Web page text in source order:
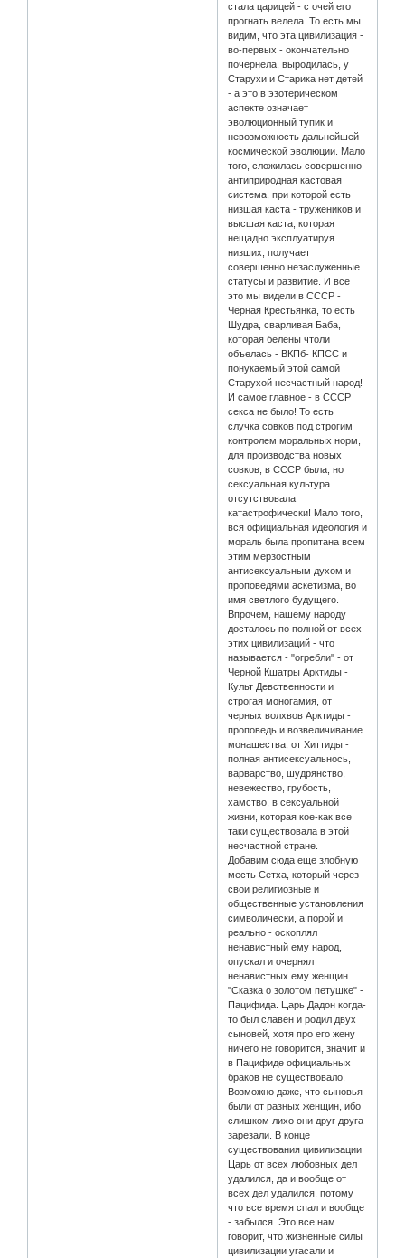
стала царицей - с очей его
прогнать велела. То есть мы
видим, что эта цивилизация -
во-первых - окончательно
почернела, выродилась, у
Старухи и Старика нет детей
- а это в эзотерическом
аспекте означает
эволюционный тупик и
невозможность дальнейшей
космической эволюции. Мало
того, сложилась совершенно
антиприродная кастовая
система, при которой есть
низшая каста - тружеников и
высшая каста, которая
нещадно эксплуатируя
низших, получает
совершенно незаслуженные
статусы и развитие. И все
это мы видели в СССР -
Черная Крестьянка, то есть
Шудра, сварливая Баба,
которая белены чтоли
объелась - ВКПб- КПСС и
понукаемый этой самой
Старухой несчастный народ!
И самое главное - в СССР
секса не было! То есть
случка совков под строгим
контролем моральных норм,
для производства новых
совков, в СССР была, но
сексуальная культура
отсутствовала
катастрофически! Мало того,
вся официальная идеология и
мораль была пропитана всем
этим мерзостным
антисексуальным духом и
проповедями аскетизма, во
имя светлого будущего.
Впрочем, нашему народу
досталось по полной от всех
этих цивилизаций - что
называется - "огребли" - от
Черной Кшатры Арктиды -
Культ Девственности и
строгая моногамия, от
черных волхвов Арктиды -
проповедь и возвеличивание
монашества, от Хиттиды -
полная антисексуальнось,
варварство, шудрянство,
невежество, грубость,
хамство, в сексуальной
жизни, которая кое-как все
таки существовала в этой
несчастной стране.
Добавим сюда еще злобную
месть Сетха, который через
свои религиозные и
общественные установления
символически, а порой и
реально - оскоплял
ненавистный ему народ,
опускал и очернял
ненавистных ему женщин.
"Сказка о золотом петушке" -
Пацифида. Царь Дадон когда-
то был славен и родил двух
сыновей, хотя про его жену
ничего не говорится, значит и
в Пацифиде официальных
браков не существовало.
Возможно даже, что сыновья
были от разных женщин, ибо
слишком лихо они друг друга
зарезали. В конце
существования цивилизации
Царь от всех любовных дел
удалился, да и вообще от
всех дел удалился, потому
что все время спал и вообще
- забылся. Это все нам
говорит, что жизненные силы
цивилизации угасали и